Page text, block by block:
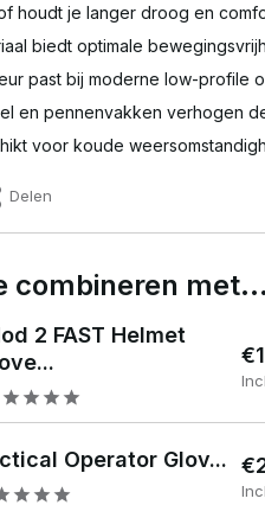
houdt je langer droog en
biedt optimale
past bij moderne low-profile
en pennenvakken verhogen
voor koude
Delen
combineren met…
2 FAST Helmet
Operator Glov...